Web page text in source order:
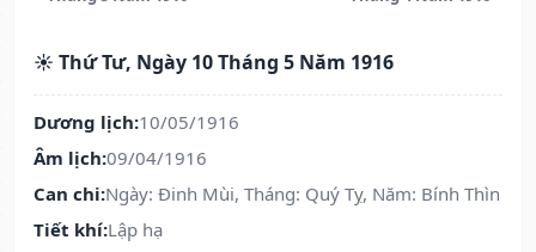
☀️ Thứ Tư, Ngày 10 Tháng 5 Năm 1916
Dương lịch:10/05/1916
Âm lịch:09/04/1916
Can chi:Ngày: Đinh Mùi, Tháng: Quý Tỵ, Năm: Bính Thìn
Tiết khí:Lập hạ